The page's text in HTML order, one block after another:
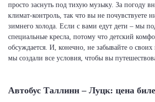
просто заснуть под тихую музыку. За погоду
климат-контроль, так что вы не почувствуете
зимнего холода. Если с вами едут дети – мы
специальные кресла, потому что детский
обсуждается. И, конечно, не забывайте о своих
мы создали все условия, чтобы вы
Автобус Таллинн – Луцк: цена